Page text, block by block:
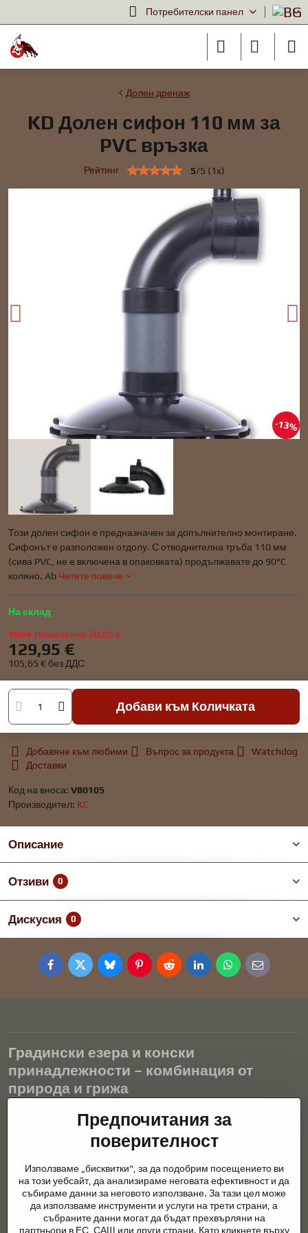
Потребителски панел
13%
Долен дренаж
KD Долен сифон 110 мм за
PVC връзка
Рейтинг 5/5 (1x)
Този долен сифон е предназначен за допълнително монтиране.
Сифонът е разположен отдолу. С отводнителна тръба 110 мм
(сива PVC, не е включена в опаковката) продължавате до 90°C
коляно. Ab Четете повече
На склад
150 € Намаление 20,05 €
129,95 €
105,65 € без ДДС
Добави към Количката
Добавяне към любими Въпрос за продукта
Watchdog
Доставки
Код на вноса: V80105
Производител: KC
Описание
Отзиви 0
Дискусия 0
FacebookTwitterBlueskyPinterestRedditLinkedInWhatsApp
E-
mail
Градински езера и конски
принадлежности – комбинация от
природа и грижа
Градинските езера са красиво допълнение към всеки екстериор
и създават хармонична среда за релаксация и живот на водните
животни. Правилната технология, филтрацията и редовната
през цялата година. Също толкова важна е грижата за
животните, които са част от нашия живот.
Конете се нуждаят от висококачествени конски принадлежности,
правилно хранене и отговорни грижи, за да бъдат здрави, силни
Предпочитания за
поверителност
Използваме „бисквитки", за да подобрим посещението ви
на този уебсайт, да анализираме неговата ефективност и да
събираме данни за неговото използване. За тази цел може
да използваме инструменти и услуги на трети страни, а
събраните данни могат да бъдат прехвърляни на
партньори в ЕС, САЩ или други страни. Като кликнете върху